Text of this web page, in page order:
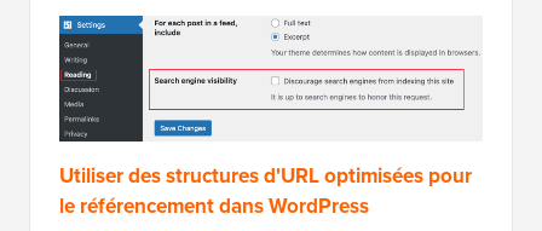
Utiliser des structures d'URL optimisées pour
le référencement dans WordPress